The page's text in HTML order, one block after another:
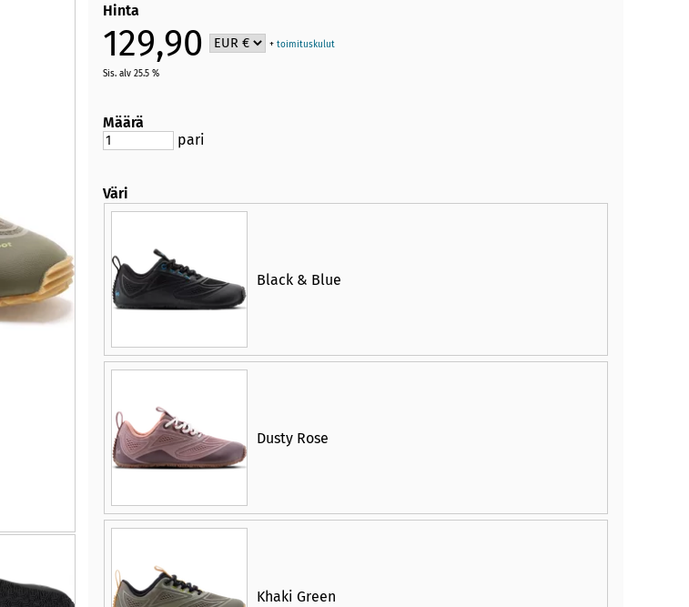
Hinta
129,90 +toimituskulut
Sis. alv 25.5 %
Määrä
pari
Väri
Black & Blue
Dusty Rose
Khaki Green